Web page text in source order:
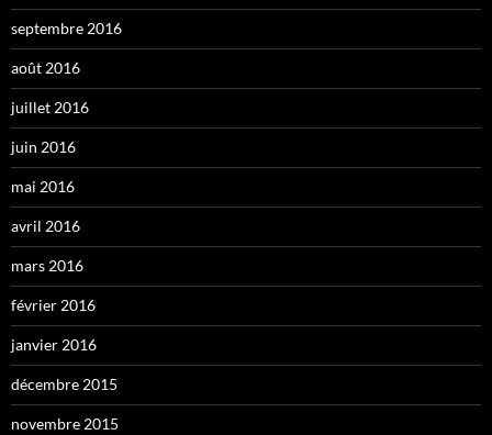
septembre 2016
août 2016
juillet 2016
juin 2016
mai 2016
avril 2016
mars 2016
février 2016
janvier 2016
décembre 2015
novembre 2015